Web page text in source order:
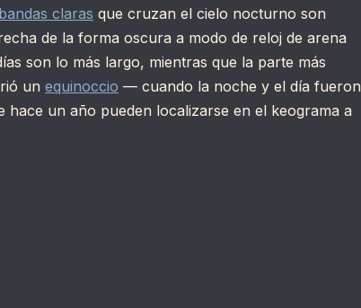
bandas claras que cruzan el cielo nocturno son
de la forma oscura a modo de reloj de arena
son lo más largo, mientras que la parte más
un equinoccio — cuando la noche y el día fueron
hace un año pueden localizarse en el keograma a